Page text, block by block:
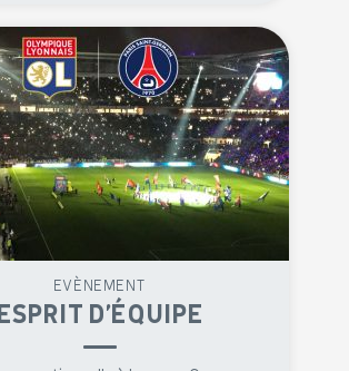
EVÈNEMENT
ESPRIT D’ÉQUIPE